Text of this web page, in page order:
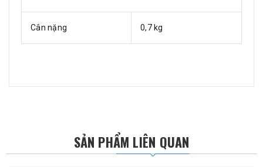
Cân nặng 0,7 kg
SẢN PHẨM LIÊN QUAN